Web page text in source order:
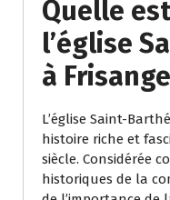
Quelle
l’église
à
L’église Saint-
histoire riche et
siècle. Considérée
historiques de la